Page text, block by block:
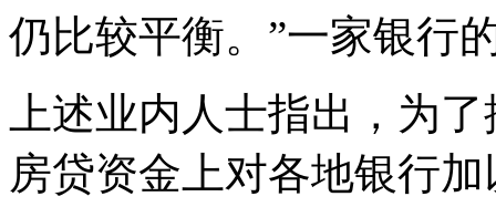
仍比较平衡。”一家银行
上述业内人士指出，为
房贷资金上对各地银行